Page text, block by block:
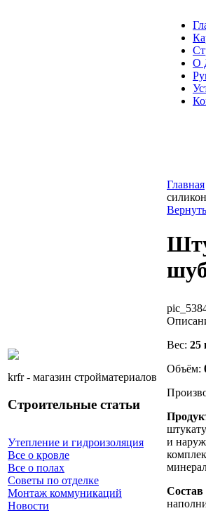
krfr - магазин стройматериалов
Строительные статьи
Утепление и гидроизоляция
Все о кровле
Все о полах
Советы по отделке
Монтаж коммуникаций
Новости
О
Главная
Вес: 25
Объём:
и
Состав